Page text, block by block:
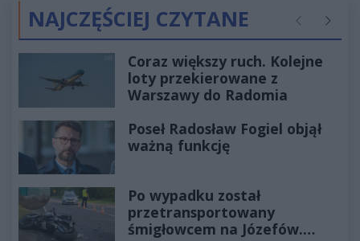
NAJCZĘŚCIEJ CZYTANE Poprzednie
Coraz większy ruch. Kolejne
loty przekierowane z
Warszawy do Radomia
Poseł Radosław Fogiel objął
ważną funkcję
Po wypadku został
przetransportowany
śmigłowcem na Józefów.